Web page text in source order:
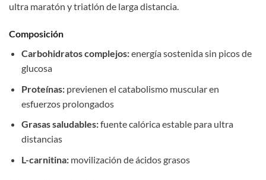
ultra maratón y triatlón de larga distancia.
Composición
Carbohidratos complejos:energía sostenida sin picos de
glucosa
Proteínas:previenen el catabolismo muscular en
esfuerzos prolongados
Grasas saludables:fuente calórica estable para ultra
distancias
L-carnitina:movilización de ácidos grasos